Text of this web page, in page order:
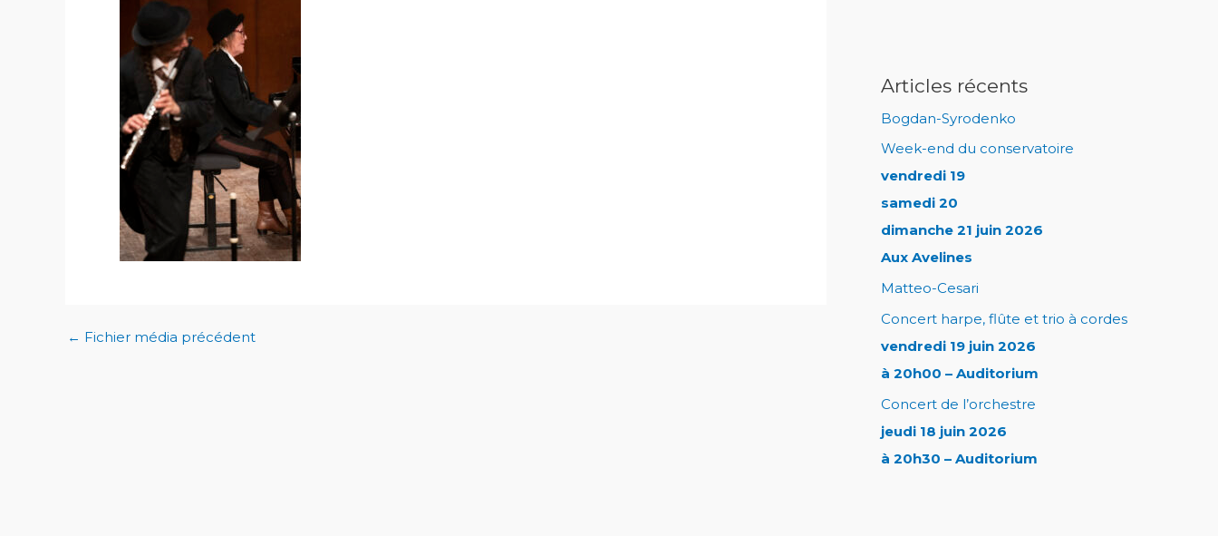
← Fichier média précédent
Articles récents
Bogdan-Syrodenko
Week-end du conservatoire
vendredi 19
samedi 20
dimanche 21 juin 2026
Aux Avelines
Matteo-Cesari
Concert harpe, flûte et trio à cordes
vendredi 19 juin 2026
à 20h00 – Auditorium
Concert de l’orchestre
jeudi 18 juin 2026
à 20h30 – Auditorium